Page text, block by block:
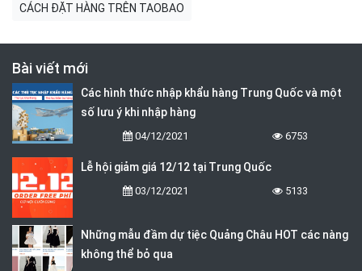
CÁCH ĐẶT HÀNG TRÊN TAOBAO
Bài viết mới
Các hình thức nhập khẩu hàng Trung Quốc và một
số lưu ý khi nhập hàng
04/12/2021 6753
Lễ hội giảm giá 12/12 tại Trung Quốc
03/12/2021 5133
Những mẫu đầm dự tiệc Quảng Châu HOT các nàng
không thể bỏ qua